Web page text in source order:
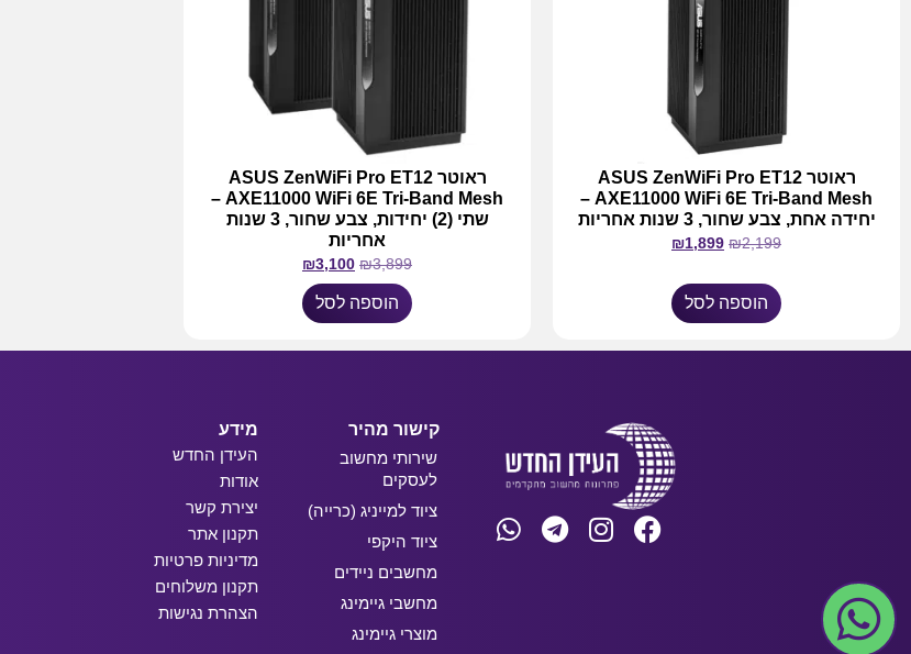
ראוטר ASUS ZenWiFi Pro ET12
AXE11000 WiFi 6E Tri-Band Mesh –
יחידה אחת, צבע שחור, 3 שנות אחריות
₪2,199
₪1,899
הוספה לסל
ראוטר ASUS ZenWiFi Pro ET12
AXE11000 WiFi 6E Tri-Band Mesh –
שתי (2) יחידות, צבע שחור, 3 שנות
אחריות
₪3,899
₪3,100
הוספה לסל
קישור מהיר
שירותי מחשוב
לעסקים
ציוד למייניג (כרייה)
ציוד היקפי
מחשבים ניידים
מחשבי גיימינג
מוצרי גיימינג
מידע
העידן החדש
אודות
יצירת קשר
תקנון אתר
מדיניות פרטיות
תקנון משלוחים
הצהרת נגישות